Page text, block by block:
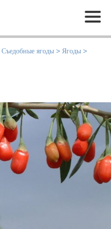
Меню
Съедобные ягоды > Ягоды >